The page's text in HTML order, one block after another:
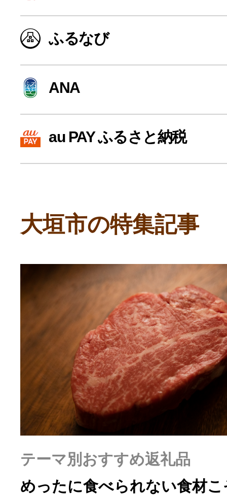
寄付上限額シミュレーション
給与所得者版
副業・パラレルワーカー
ふるさと納税の基礎知識
10秒ぴったり診断
自治体直営サイト特集
はじめるバイブルとは
よくあるご質問
問い合わせ
ふるなび
ANA
au PAY ふるさと納税
大垣市の特集記事
テーマ別おすすめ返礼品
めったに食べられない食材